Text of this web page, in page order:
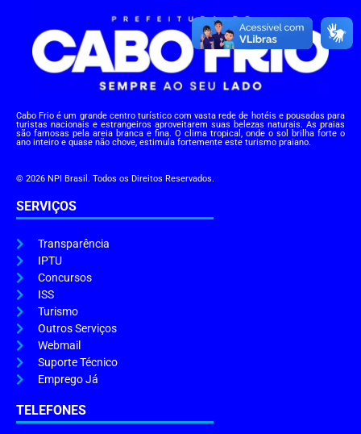
Cabo Frio é um grande centro turístico com vasta rede de hotéis e pousadas para
turistas nacionais e estrangeiros aproveitarem suas belezas naturais. As praias
são famosas pela areia branca e fina. O clima tropical, onde o sol brilha forte o
ano inteiro e quase não chove, estimula fortemente este turismo praiano.
© 2026 NPI Brasil. Todos os Direitos Reservados.
SERVIÇOS
Transparência
IPTU
Concursos
ISS
Turismo
Outros Serviços
Webmail
Suporte Técnico
Emprego Já
TELEFONES